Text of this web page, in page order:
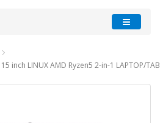
inch LINUX AMD Ryzen5 2-in-1 LAPTOP/